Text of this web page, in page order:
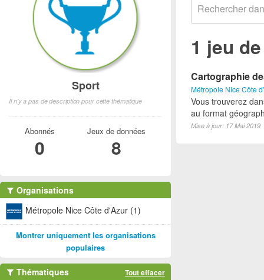
1 jeu
Cartographie
Métropole Nice Côte
Vous trouverez
au format
Mise à jour: 17 Mai 2019
Sport
Il n'y a pas de description pour cette thématique
Abonnés
0
Jeux de données
8
Organisations
Métropole Nice Côte d'Azur (1)
Montrer uniquement les organisations
populaires
Thématiques Tout effacer